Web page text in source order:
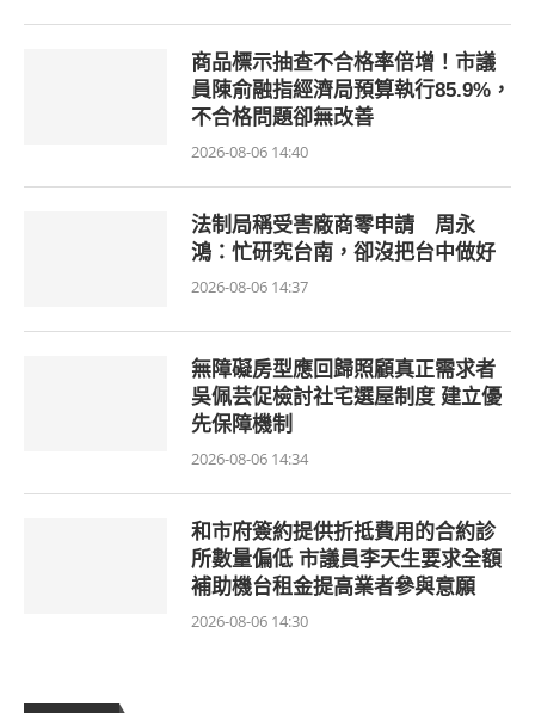
商品標示抽查不合格率倍增！市議
員陳俞融指經濟局預算執行85.9%，
不合格問題卻無改善
2026-08-06 14:40
法制局稱受害廠商零申請 周永
鴻：忙研究台南，卻沒把台中做好
2026-08-06 14:37
無障礙房型應回歸照顧真正需求者
吳佩芸促檢討社宅選屋制度 建立優
先保障機制
2026-08-06 14:34
和市府簽約提供折抵費用的合約診
所數量偏低 市議員李天生要求全額
補助機台租金提高業者參與意願
2026-08-06 14:30